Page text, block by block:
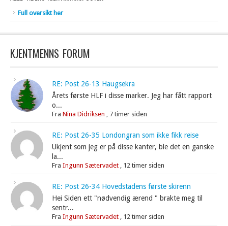
Full oversikt her
KJENTMENNS FORUM
RE: Post 26-13 Haugsekra
Årets første HLF i disse marker. Jeg har fått rapport
o...
FraNina Didriksen 7 timer siden
RE: Post 26-35 Londongran som ikke fikk reise
Ukjent som jeg er på disse kanter, ble det en ganske
la...
FraIngunn Sætervadet 12 timer siden
RE: Post 26-34 Hovedstadens første skirenn
Hei Siden ett "nødvendig ærend " brakte meg til
sentr...
FraIngunn Sætervadet 12 timer siden